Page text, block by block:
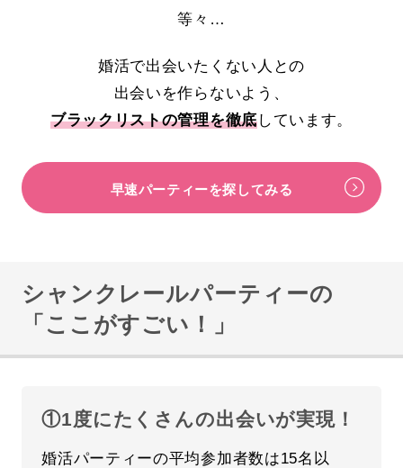
等々…
婚活で出会いたくない人との
出会いを作らないよう、
ブラックリストの管理を徹底しています。
早速パーティーを探してみる
シャンクレールパーティーの
「ここがすごい！」
①1度にたくさんの出会いが実現！
婚活パーティーの平均参加者数は15名以